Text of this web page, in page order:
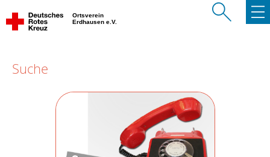
Ortsverein
Erdhausen e.V.
Suche